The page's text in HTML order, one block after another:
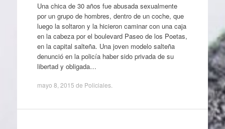
Una chica de 30 años fue abusada sexualmente
por un grupo de hombres, dentro de un coche, que
luego la soltaron y la hicieron caminar con una caja
en la cabeza por el boulevard Paseo de los Poetas,
en la capital salteña. Una joven modelo salteña
denunció en la policía haber sido privada de su
libertad y obligada…
mayo 8, 2015 de Policiales.